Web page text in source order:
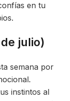
en tu
julio)
semana por
instintos al